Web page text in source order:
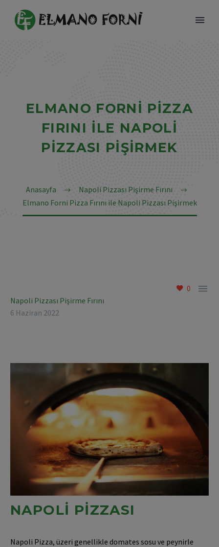
TÜRKÇE
ELMANO FORNI PIZZA
FIRINI ILE NAPOLI
PIZZASI PIŞIRMEK
Anasayfa
Napoli Pizzası Pişirme Fırını
Elmano Forni Pizza Fırını ile Napoli Pizzası Pişirmek
0 
Napoli Pizzası Pişirme Fırını
6 Haziran 2022
NAPOLI PIZZASI
Napoli Pizza, üzeri genellikle domates sosu ve peynirle